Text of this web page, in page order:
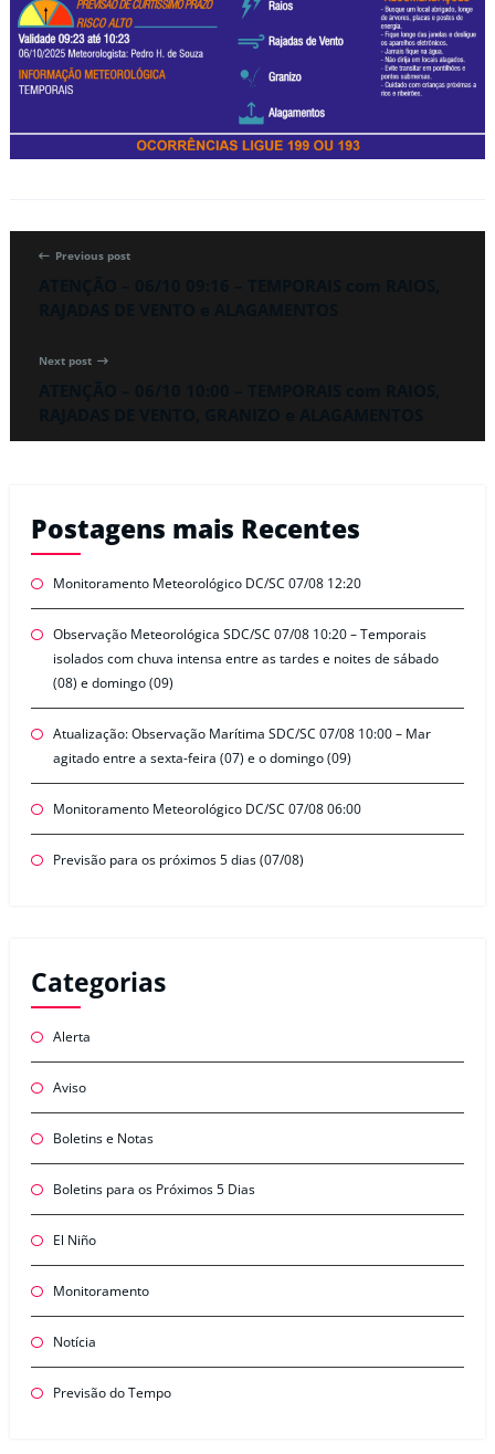
Previous post
Next post
Postagens mais Recentes
Monitoramento Meteorológico DC/SC 07/08 12:20
Observação Meteorológica SDC/SC 07/08 10:20 – Temporais
isolados com chuva intensa entre as tardes e noites de sábado
(08) e domingo (09)
Atualização: Observação Marítima SDC/SC 07/08 10:00 – Mar
agitado entre a sexta-feira (07) e o domingo (09)
Monitoramento Meteorológico DC/SC 07/08 06:00
Previsão para os próximos 5 dias (07/08)
Categorias
Alerta
Aviso
Boletins e Notas
Boletins para os Próximos 5 Dias
El Niño
Monitoramento
Notícia
Previsão do Tempo